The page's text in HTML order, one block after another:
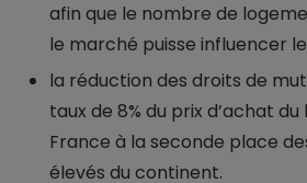
afin que le nombre de
le marché puisse influencer
la réduction des droits de
taux de 8% du prix d’achat
France à la seconde place
élevés du continent.